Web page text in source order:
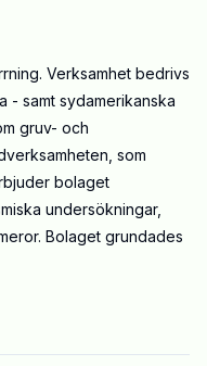
Verksamhet bedrivs
- samt sydamerikanska
gruv- och
som
bolaget
undersökningar,
Bolaget grundades